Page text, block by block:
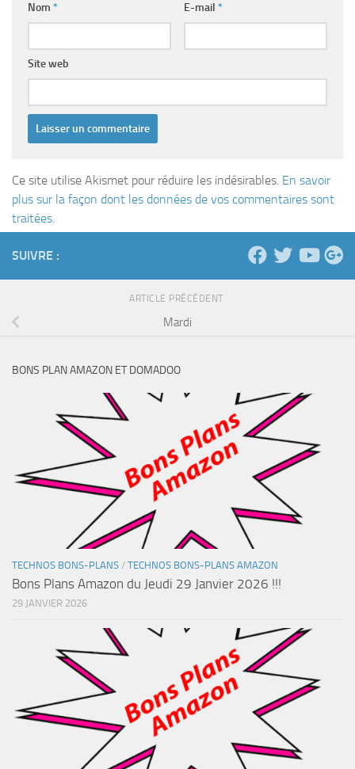
Nom * E-mail *
Site web
Ce site utilise Akismet pour réduire les indésirables. En savoir
plus sur la façon dont les données de vos commentaires sont
traitées.
SUIVRE :
ARTICLE PRÉCÉDENT
Mardi
BONS PLAN AMAZON ET DOMADOO
TECHNOS BONS-PLANS / TECHNOS BONS-PLANS AMAZON
Bons Plans Amazon du Jeudi 29 Janvier 2026 !!!
29 JANVIER 2026